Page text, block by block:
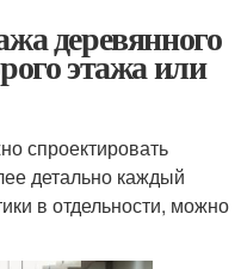
деревянного
этажа или
спроектировать
детально каждый
в отдельности, можно